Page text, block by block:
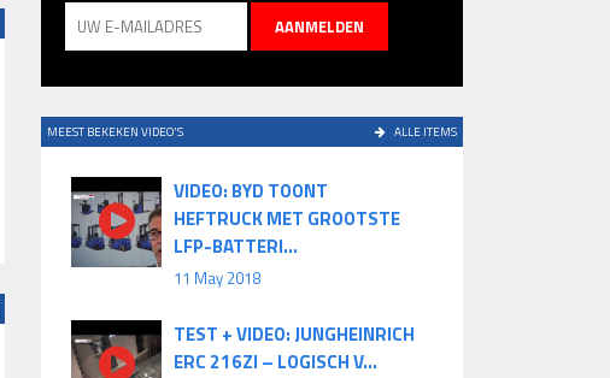
MEEST BEKEKEN VIDEO'S ALLE ITEMS
VIDEO: BYD TOONT
HEFTRUCK MET GROOTSTE
LFP-BATTERI...
11 May 2018
TEST + VIDEO: JUNGHEINRICH
ERC 216ZI – LOGISCH V...